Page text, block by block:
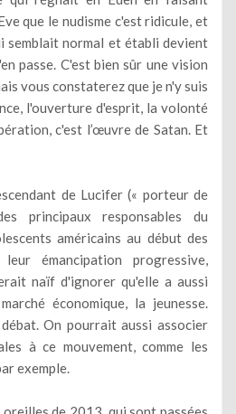
que le nudisme c'est ridicule, et
semblait normal et établi devient
passe. C'est bien sûr une vision
vous constaterez que je n'y suis
l'ouverture d'esprit, la volonté
c'est l’œuvre de Satan. Et
de Lucifer (« porteur de
principaux responsables du
américains au début des
émancipation progressive,
naïf d'ignorer qu'elle a aussi
économique, la jeunesse.
On pourrait aussi associer
à ce mouvement, comme les
exemple.